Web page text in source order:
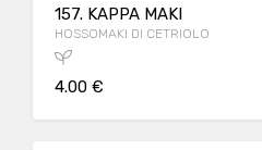
157. KAPPA MAKI
HOSSOMAKI DI CETRIOLO
4.00 €